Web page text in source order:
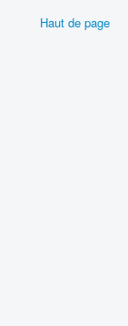
Haut de page